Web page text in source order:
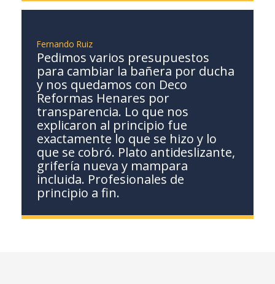
Fernando Ruiz
Pedimos varios presupuestos
para cambiar la bañera por ducha
y nos quedamos con Deco
Reformas Henares por
transparencia. Lo que nos
explicaron al principio fue
exactamente lo que se hizo y lo
que se cobró. Plato antideslizante,
grifería nueva y mampara
incluida. Profesionales de
principio a fin.